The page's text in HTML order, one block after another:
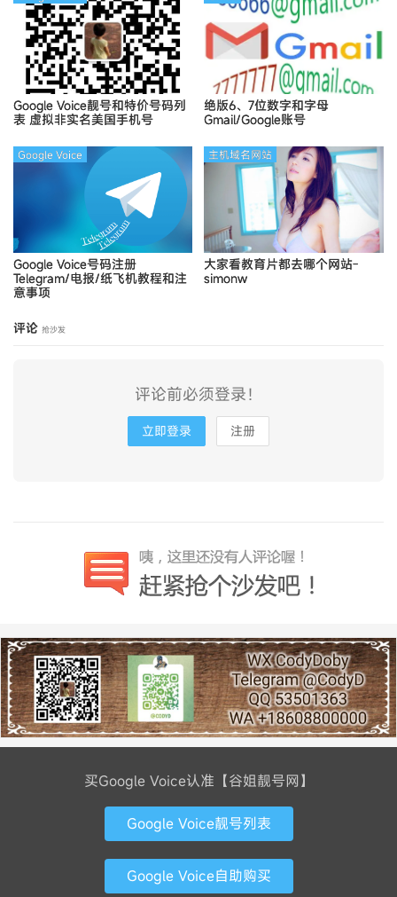
Google Voice靓号和特价号码列
表 虚拟非实名美国手机号
绝版6、7位数字和字母
Gmail/Google账号
Google Voice号码注册
Telegram/电报/纸飞机教程和注
意事项
Google Voice
大家看教育片都去哪个网站-
simonw
主机域名网站
评论 抢沙发
评论前必须登录！
立即登录 注册
买Google Voice认准【谷姐靓号网】
Google Voice靓号列表
Google Voice自助购买